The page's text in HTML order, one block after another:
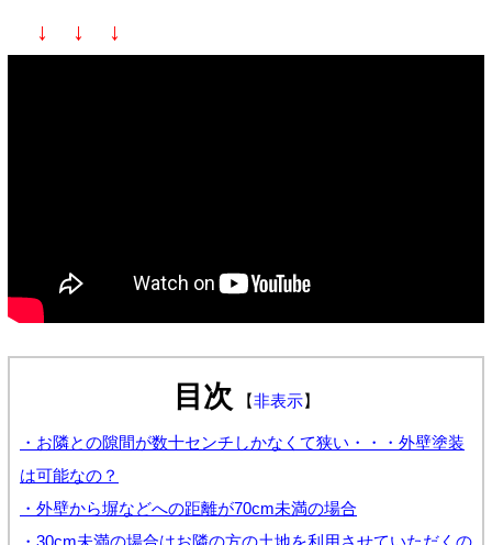
↓ ↓ ↓
目次 【非表示】
・お隣との隙間が数十センチしかなくて狭い・・・外壁塗装
は可能なの？
・外壁から塀などへの距離が70cm未満の場合
・30cm未満の場合はお隣の方の土地を利用させていただくの